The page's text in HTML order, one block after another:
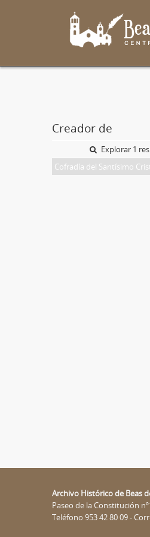
Creador de
Explorar 1
Archivo Histórico de Beas
Paseo de la Constitución
Teléfono 953 42 80 09 -